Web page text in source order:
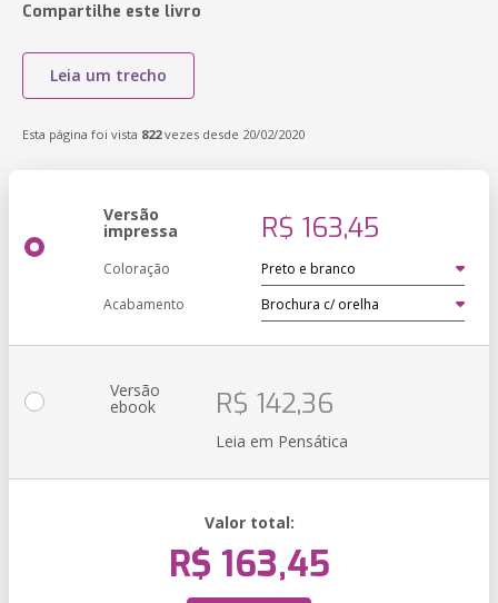
Compartilhe este livro
Leia um trecho
Esta página foi vista 822vezes desde 20/02/2020
Versão
impressa R$ 163,45
Coloração
Acabamento
Versão
ebook R$ 142,36
Leia em Pensática
Valor total:
R$ 163,45